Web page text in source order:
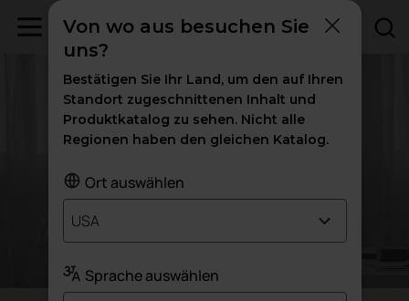
Von wo aus besuchen Sie
uns?
Bestätigen Sie Ihr Land, um den auf Ihren
Standort zugeschnittenen Inhalt und
Produktkatalog zu sehen. Nicht alle
Regionen haben den gleichen Katalog.
Ort auswählen
USA
Sprache auswählen